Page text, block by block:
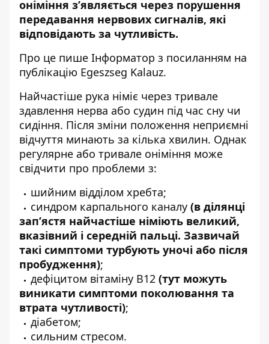
оніміння з’являється через порушення
передавання нервових сигналів, які
відповідають за чутливість.
Про це пише Інформатор з посиланням на
публікацію Egeszseg Kalauz.
Найчастіше рука німіє через тривале
здавлення нерва або судин під час сну чи
сидіння. Після зміни положення неприємні
відчуття минають за кілька хвилин. Однак
регулярне або тривале оніміння може
свідчити про проблеми з:
шийним відділом хребта;
синдром карпального каналу (в ділянці
зап’ястя найчастіше німіють великий,
вказівний і середній пальці. Зазвичай
такі симптоми турбують уночі або після
пробудження);
дефіцитом вітаміну B12 (тут можуть
виникати симптоми поколювання та
втрата чутливості);
діабетом;
сильним стресом.